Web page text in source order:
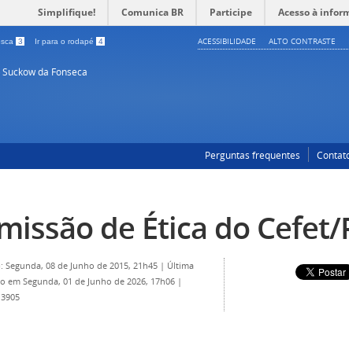
Simplifique! Comunica BR Participe Acesso à
3 Ir para o rodapé 4 ACESSIBILIDADE ALTO CONTRASTE
da Fonseca
Perguntas frequentes
de Ética do Cefet/
Segunda, 08 de Junho de 2015, 21h45 | Última
em Segunda, 01 de Junho de 2026, 17h06 |